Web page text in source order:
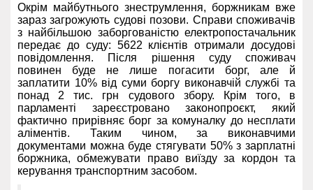
Окрім майбутнього знеструмлення, боржникам вже
зараз загрожують судові позови. Справи споживачів
з найбільшою заборгованістю електропостачальник
передає до суду: 5622 клієнтів отримали досудові
повідомлення. Після рішення суду споживач
повинен буде не лише погасити борг, але й
заплатити 10% від суми боргу виконавчій службі та
понад 2 тис. грн судового збору. Крім того, в
парламенті зареєстровано законопроєкт, який
фактично прирівняє борг за комуналку до несплати
аліментів. Таким чином, за виконавчими
документами можна буде стягувати 50% з зарплатні
боржника, обмежувати право виїзду за кордон та
керування транспортним засобом.